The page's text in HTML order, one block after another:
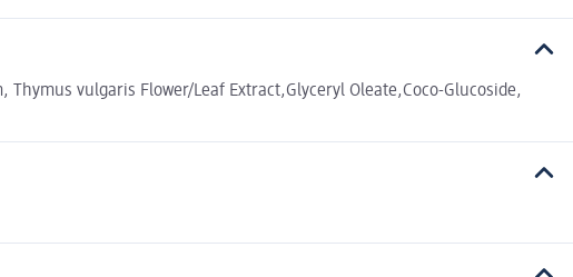
vulgaris Flower/Leaf Extract,Glyceryl Oleate,Coco-Glucoside,